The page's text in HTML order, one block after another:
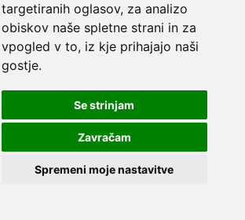
targetiranih oglasov, za analizo
obiskov naše spletne strani in za
vpogled v to, iz kje prihajajo naši
gostje.
Se strinjam
Zavračam
Spremeni moje nastavitve
brskalnika
Belo na črnem Črno na bež
Modro na rumenem
Turkizno na črnem Črno na vijoličnem